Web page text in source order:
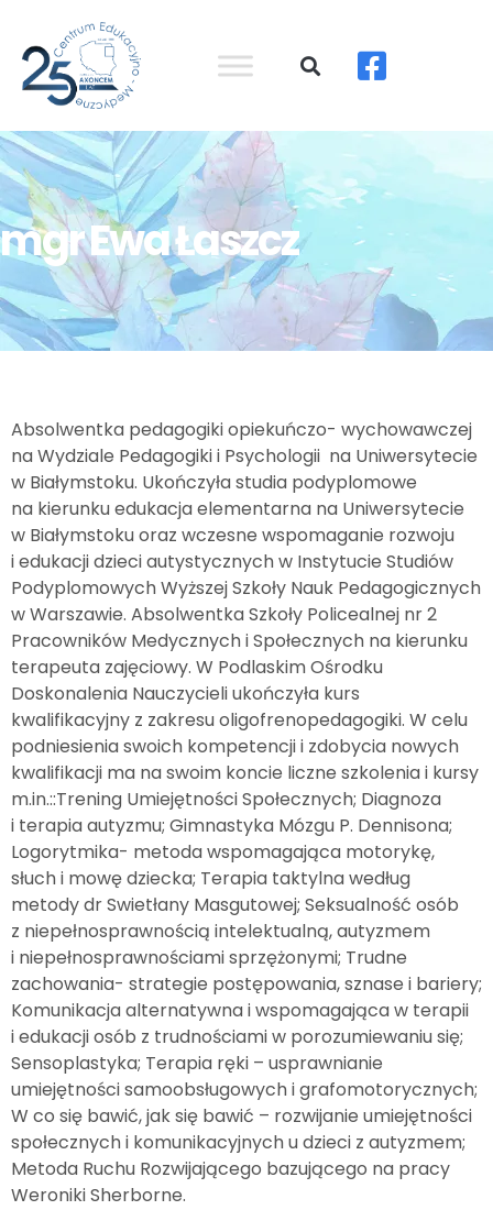
mgr Ewa Łaszcz
Absolwentka pedagogiki opiekuńczo- wychowawczej
na Wydziale Pedagogiki i Psychologii na Uniwersytecie
w Białymstoku. Ukończyła studia podyplomowe
na kierunku edukacja elementarna na Uniwersytecie
w Białymstoku oraz wczesne wspomaganie rozwoju
i edukacji dzieci autystycznych w Instytucie Studiów
Podyplomowych Wyższej Szkoły Nauk Pedagogicznych
w Warszawie. Absolwentka Szkoły Policealnej nr 2
Pracowników Medycznych i Społecznych na kierunku
terapeuta zajęciowy. W Podlaskim Ośrodku
Doskonalenia Nauczycieli ukończyła kurs
kwalifikacyjny z zakresu oligofrenopedagogiki. W celu
podniesienia swoich kompetencji i zdobycia nowych
kwalifikacji ma na swoim koncie liczne szkolenia i kursy
m.in.::Trening Umiejętności Społecznych; Diagnoza
i terapia autyzmu; Gimnastyka Mózgu P. Dennisona;
Logorytmika- metoda wspomagająca motorykę,
słuch i mowę dziecka; Terapia taktylna według
metody dr Swietłany Masgutowej; Seksualność osób
z niepełnosprawnością intelektualną, autyzmem
i niepełnosprawnościami sprzężonymi; Trudne
zachowania- strategie postępowania, sznase i bariery;
Komunikacja alternatywna i wspomagająca w terapii
i edukacji osób z trudnościami w porozumiewaniu się;
Sensoplastyka; Terapia ręki – usprawnianie
umiejętności samoobsługowych i grafomotorycznych;
W co się bawić, jak się bawić – rozwijanie umiejętności
społecznych i komunikacyjnych u dzieci z autyzmem;
Metoda Ruchu Rozwijającego bazującego na pracy
Weroniki Sherborne.